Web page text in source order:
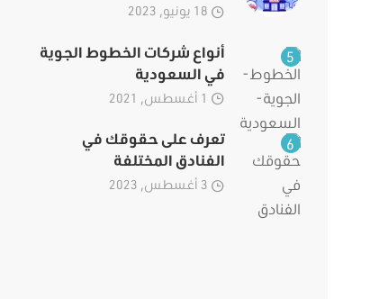
5
أنواع شركات الخطوط الجوية
في السعودية
6
تعرف على حقوقك في
الفنادق المختلفة